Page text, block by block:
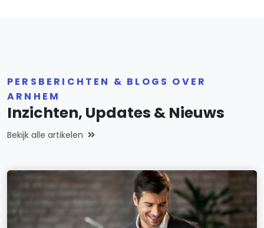
PERSBERICHTEN & BLOGS OVER
ARNHEM
Inzichten, Updates & Nieuws
Bekijk alle artikelen